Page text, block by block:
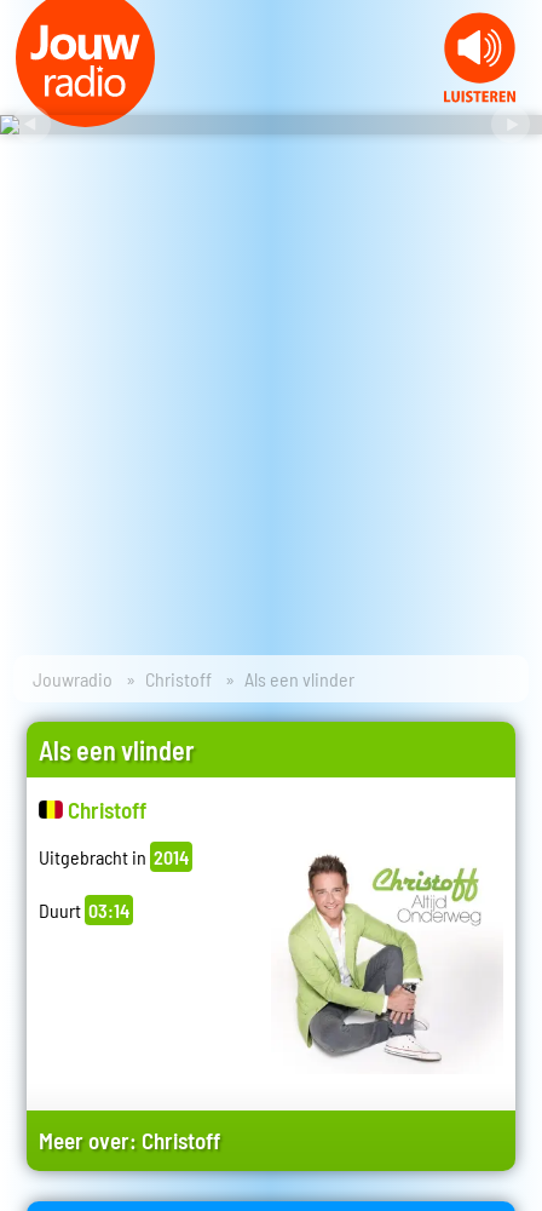
Jouwradio Christoff Als een vlinder
Als een vlinder
Christoff
Uitgebracht in 2014
Duurt 03:14
Meer over: Christoff